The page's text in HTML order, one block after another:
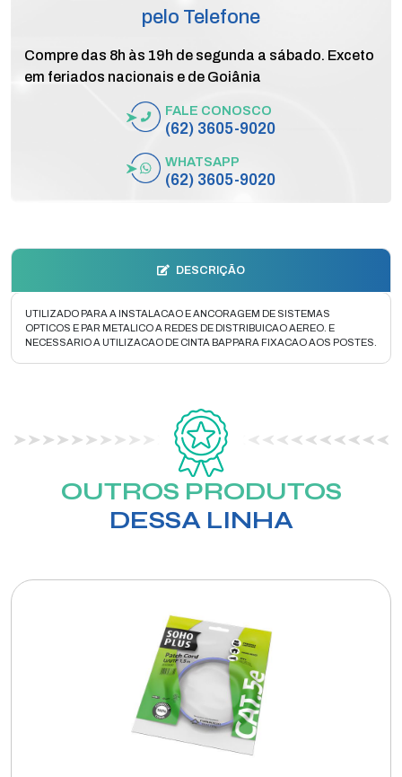
pelo Telefone
Compre das 8h às 19h de segunda a sábado. Exceto
em feriados nacionais e de Goiânia
FALE CONOSCO
(62) 3605-9020
WHATSAPP
(62) 3605-9020
DESCRIÇÃO
UTILIZADO PARA A INSTALACAO E ANCORAGEM DE SISTEMAS
OPTICOS E PAR METALICO A REDES DE DISTRIBUICAO AEREO. E
NECESSARIO A UTILIZACAO DE CINTA BAP PARA FIXACAO AOS POSTES.
OUTROS PRODUTOS
DESSA LINHA